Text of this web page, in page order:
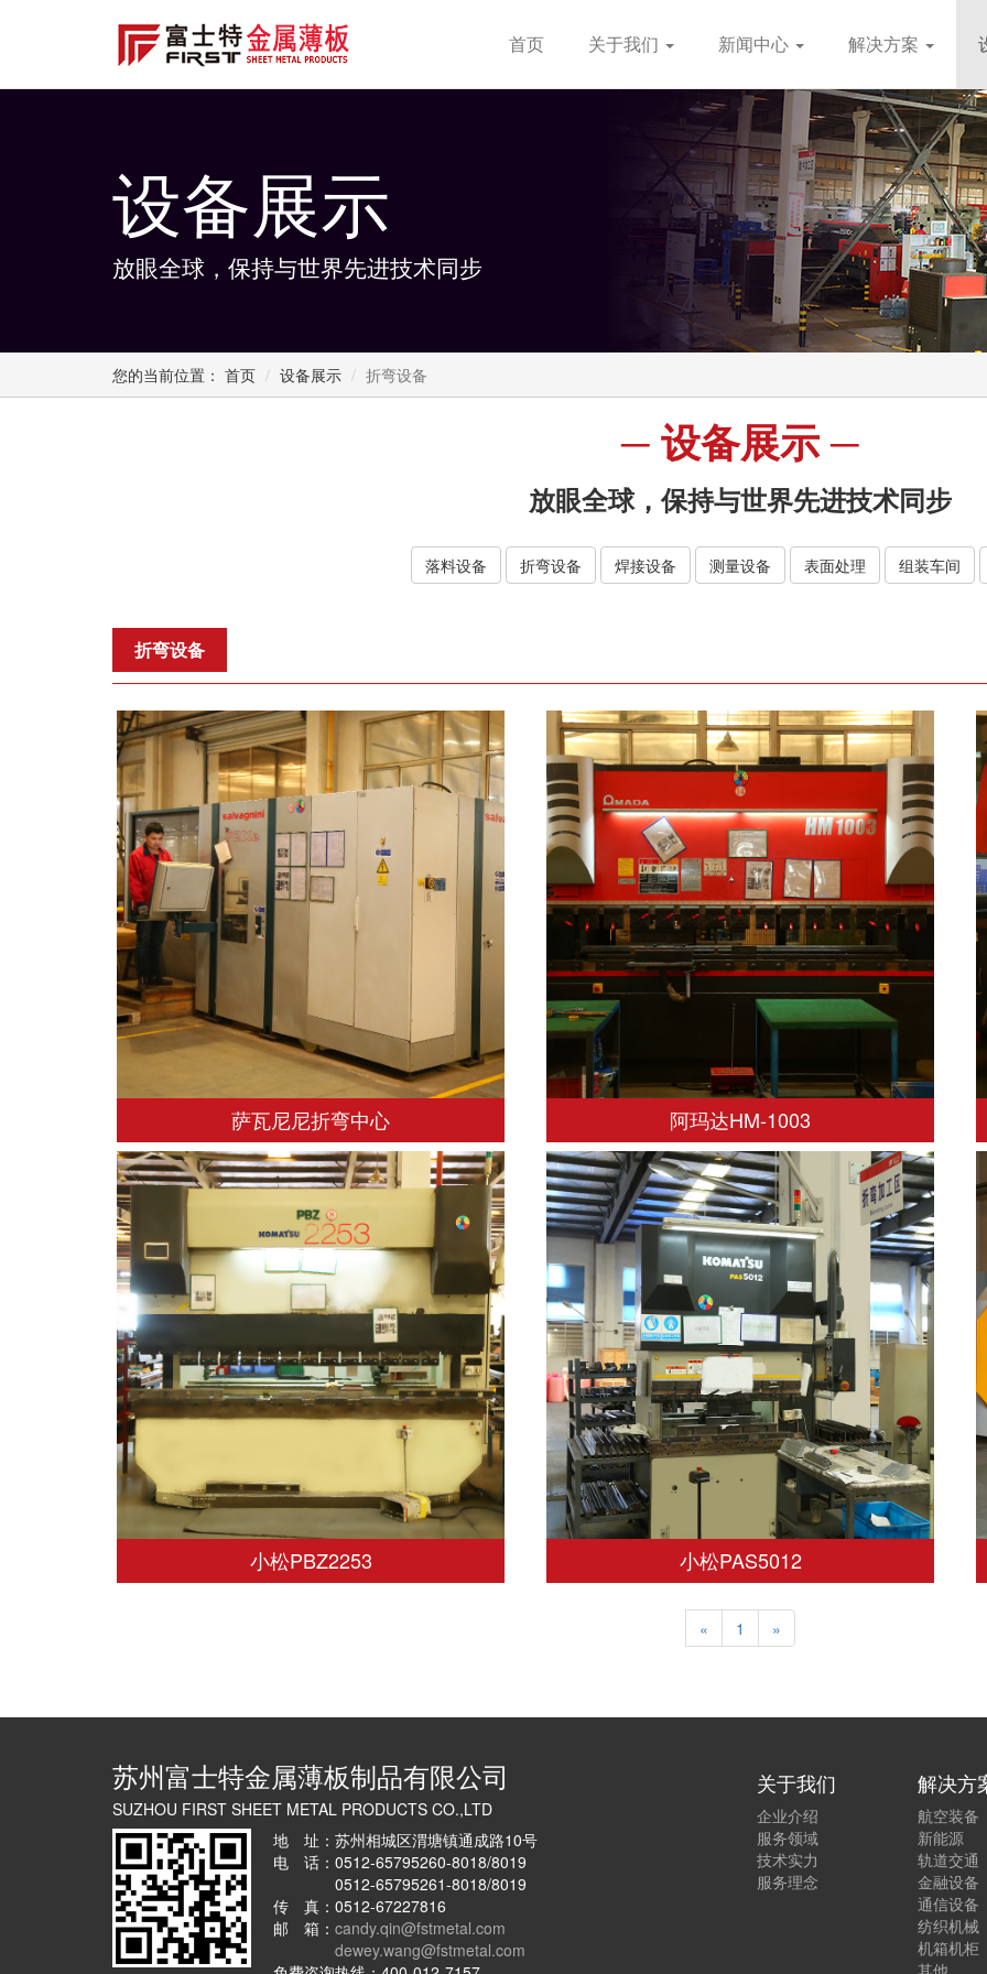
首页 关于我们 新闻中心 解决方案
设备展示
放眼全球，保持与世界先进技术同步
您的当前位置： 首页 设备展示 折弯设备
─ 设备展示 ─
放眼全球，保持与世界先进技术同步
落料设备 折弯设备 焊接设备 测量设备 表面处理 组装车间
折弯设备
萨瓦尼尼折弯中心 阿玛达HM-1003
小松PBZ2253 小松PAS5012
« 1 »
苏州富士特金属薄板制品有限公司
SUZHOU FIRST SHEET METAL PRODUCTS CO.,LTD
地 址：苏州相城区渭塘镇通成路10号
电 话：0512-65795260-8018/8019
0512-65795261-8018/8019
传 真：0512-67227816
邮 箱：candy.qin@fstmetal.com
dewey.wang@fstmetal.com
关于我们
企业介绍
服务领域
技术实力
服务理念
解决方
航空装备
新能源
轨道交通
金融设备
通信设备
纺织机械
机箱机柜
其他